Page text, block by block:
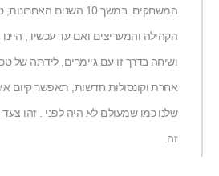
הקהילה והמעריצים ואם עד עכשיו , היינו
ושיחה בדרך זו עם גיימרים, לידתה של
אחרת וקונסולות חדשות, תאפשר קיום
שלנו כמו שמעולם לא היה לפני . זהו צעד
זה.